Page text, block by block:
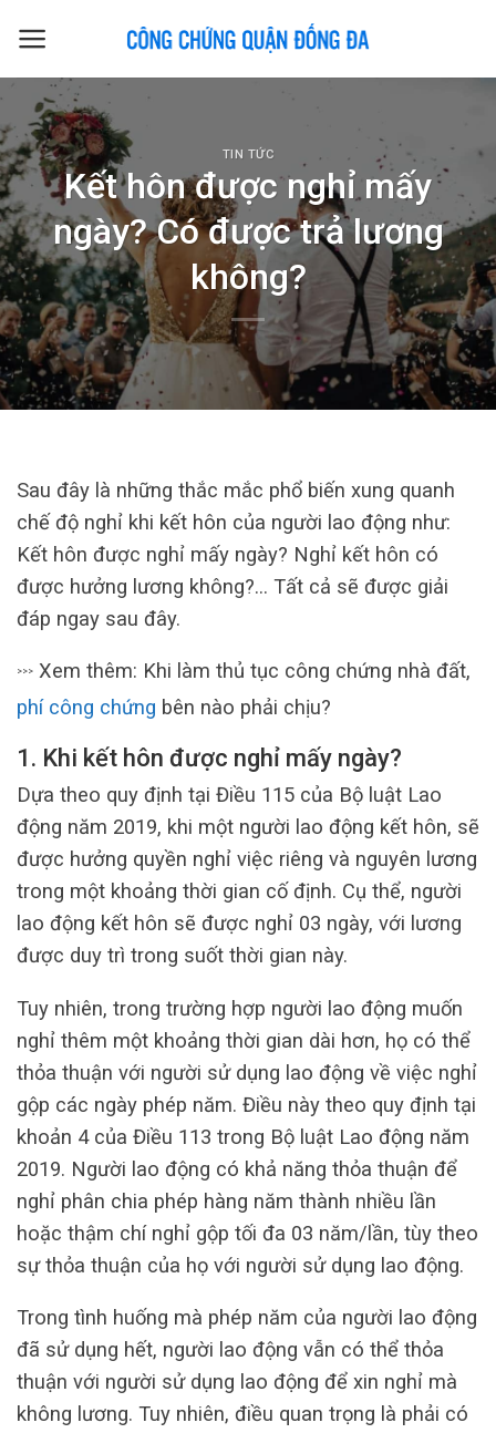
TIN TỨC
Kết hôn được nghỉ mấy
ngày? Có được trả lương
không?
Sau đây là những thắc mắc phổ biến xung quanh
chế độ nghỉ khi kết hôn của người lao động như:
Kết hôn được nghỉ mấy ngày? Nghỉ kết hôn có
được hưởng lương không?… Tất cả sẽ được giải
đáp ngay sau đây.
>>> Xem thêm: Khi làm thủ tục công chứng nhà đất,
phí công chứng bên nào phải chịu?
1. Khi kết hôn được nghỉ mấy ngày?
Dựa theo quy định tại Điều 115 của Bộ luật Lao
động năm 2019, khi một người lao động kết hôn, sẽ
được hưởng quyền nghỉ việc riêng và nguyên lương
trong một khoảng thời gian cố định. Cụ thể, người
lao động kết hôn sẽ được nghỉ 03 ngày, với lương
được duy trì trong suốt thời gian này.
Tuy nhiên, trong trường hợp người lao động muốn
nghỉ thêm một khoảng thời gian dài hơn, họ có thể
thỏa thuận với người sử dụng lao động về việc nghỉ
gộp các ngày phép năm. Điều này theo quy định tại
khoản 4 của Điều 113 trong Bộ luật Lao động năm
2019. Người lao động có khả năng thỏa thuận để
nghỉ phân chia phép hàng năm thành nhiều lần
hoặc thậm chí nghỉ gộp tối đa 03 năm/lần, tùy theo
sự thỏa thuận của họ với người sử dụng lao động.
Trong tình huống mà phép năm của người lao động
đã sử dụng hết, người lao động vẫn có thể thỏa
thuận với người sử dụng lao động để xin nghỉ mà
không lương. Tuy nhiên, điều quan trọng là phải có